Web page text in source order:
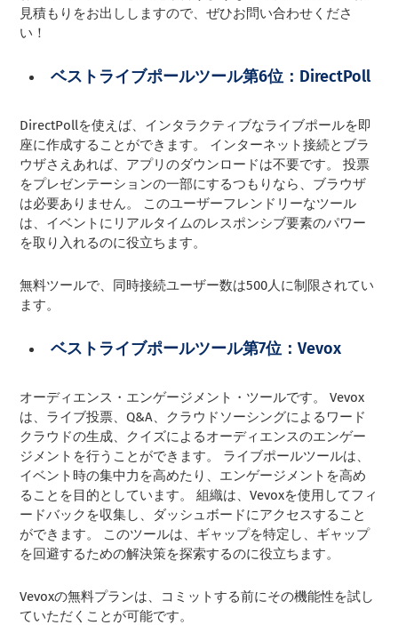
見積もりをお出ししますので、ぜひお問い合わせくださ
い！
ベストライブポールツール第6位：DirectPoll
DirectPollを使えば、インタラクティブなライブポールを即
座に作成することができます。 インターネット接続とブラ
ウザさえあれば、アプリのダウンロードは不要です。 投票
をプレゼンテーションの一部にするつもりなら、ブラウザ
は必要ありません。 このユーザーフレンドリーなツール
は、イベントにリアルタイムのレスポンシブ要素のパワー
を取り入れるのに役立ちます。
無料ツールで、同時接続ユーザー数は500人に制限されてい
ます。
ベストライブポールツール第7位：Vevox
オーディエンス・エンゲージメント・ツールです。 Vevox
は、ライブ投票、Q&A、クラウドソーシングによるワード
クラウドの生成、クイズによるオーディエンスのエンゲー
ジメントを行うことができます。 ライブポールツールは、
イベント時の集中力を高めたり、エンゲージメントを高め
ることを目的としています。 組織は、Vevoxを使用してフィ
ードバックを収集し、ダッシュボードにアクセスすること
ができます。 このツールは、ギャップを特定し、ギャップ
を回避するための解決策を探索するのに役立ちます。
Vevoxの無料プランは、コミットする前にその機能性を試し
ていただくことが可能です。